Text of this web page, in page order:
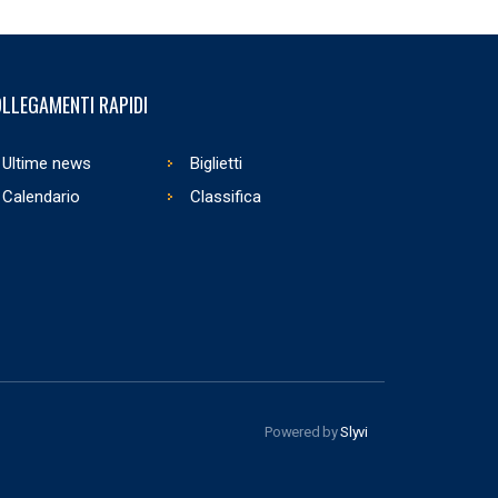
RAPIDI
Ultime news
Biglietti
Calendario
Classifica
Powered bySlyvi